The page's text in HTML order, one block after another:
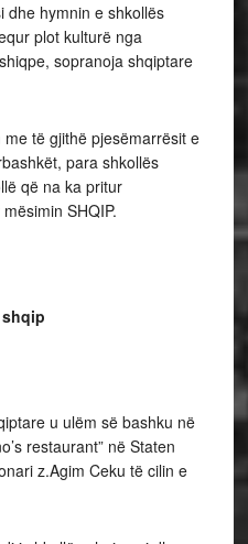
dhe hymnin e shkollës
plot kulturë nga
sopranoja shqiptare
të gjithë pjesëmarrësit e
para shkollës
që na ka pritur
SHQIP.
u ulëm së bashku në
restaurant” në Staten
z.Agim Ceku të cilin e